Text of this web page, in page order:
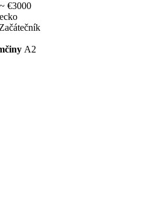
€3000
Začátečník
A2